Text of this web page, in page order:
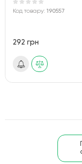
Код товару: 190557
292 грн